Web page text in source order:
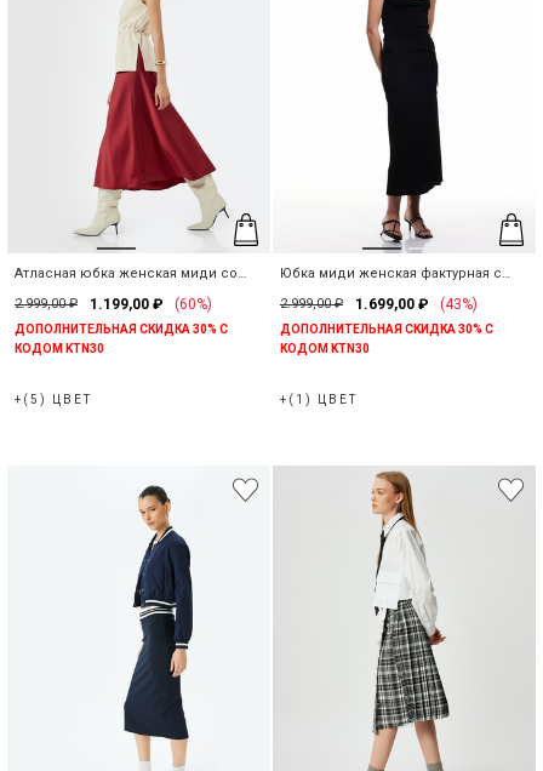
Атласная юбка женская миди со
2.999,00 ₽ 1.199,00 ₽ (60%)
ДОПОЛНИТЕЛЬНАЯ СКИДКА 30% С
КОДОМ KTN30
+(5) ЦВЕТ
Юбка миди женская фактурная с
2.999,00 ₽ 1.699,00 ₽ (43%)
ДОПОЛНИТЕЛЬНАЯ СКИДКА 30% С
КОДОМ KTN30
+(1) ЦВЕТ